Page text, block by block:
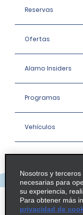
Reservas
Ofertas
Alamo Insiders
Programas
Vehículos
Oficinas
Empresa
Nosotros y
necesarias para
su experiencia,
Para obtener más
privacidad de